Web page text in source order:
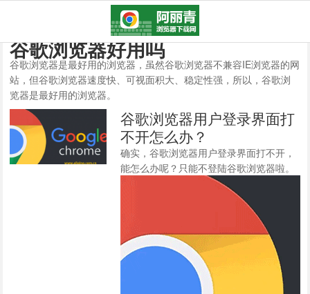
谷歌浏览器好用吗
谷歌浏览器是最好用的浏览器，虽然谷歌浏览器不兼容IE浏览器的网
站，但谷歌浏览器速度快、可视面积大、稳定性强，所以，谷歌浏
览器是最好用的浏览器。
谷歌浏览器用户登录界面打
不开怎么办？
确实，谷歌浏览器用户登录界面打不开，
能怎么办呢？只能不登陆谷歌浏览器啦。